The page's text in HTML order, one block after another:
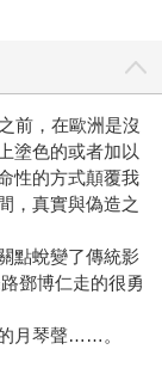
前，在歐洲是沒
塗色的或者加以
性的方式顛覆我
，真實與偽造之
點蛻變了傳統影
鄧博仁走的很勇
月琴聲……。